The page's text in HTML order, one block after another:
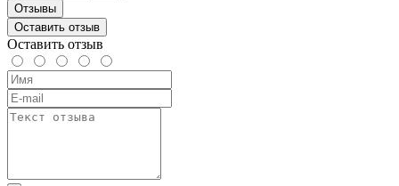
Отзывы
Оставить отзыв
Оставить отзыв